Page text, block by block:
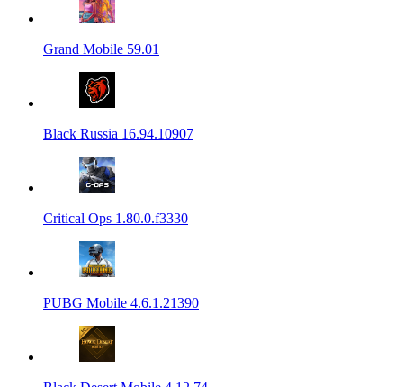
Grand Mobile 59.01
Black Russia 16.94.10907
Critical Ops 1.80.0.f3330
PUBG Mobile 4.6.1.21390